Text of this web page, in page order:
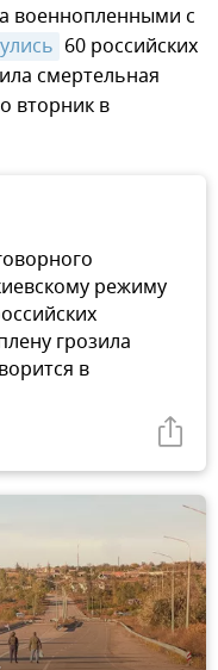
военнопленными с
60 российских
смертельная
вторник в
режиму
грозила
в